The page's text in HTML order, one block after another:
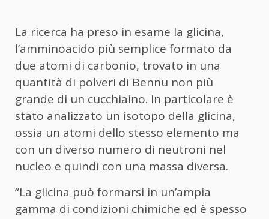
La ricerca ha preso in esame la glicina,
l’amminoacido più semplice formato da
due atomi di carbonio, trovato in una
quantità di polveri di Bennu non più
grande di un cucchiaino. In particolare è
stato analizzato un isotopo della glicina,
ossia un atomi dello stesso elemento ma
con un diverso numero di neutroni nel
nucleo e quindi con una massa diversa.
“La glicina può formarsi in un’ampia
gamma di condizioni chimiche ed è spesso